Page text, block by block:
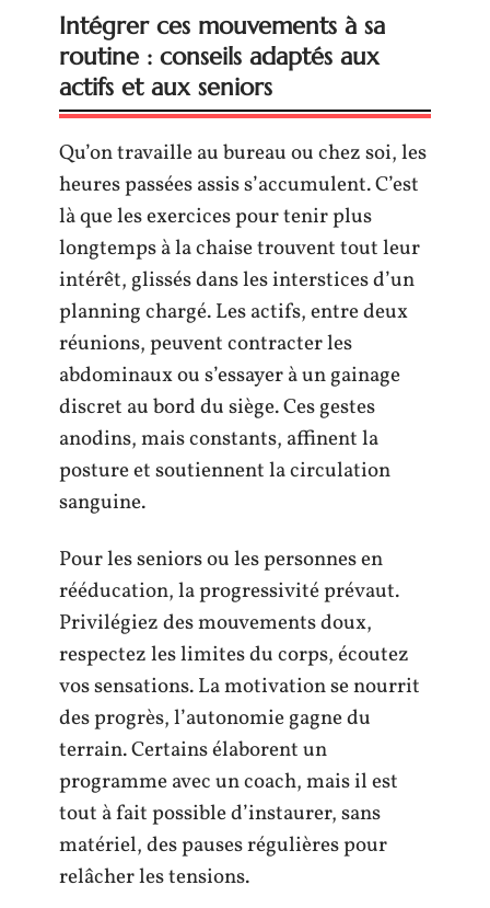
Intégrer ces mouvements à sa
routine : conseils adaptés aux
actifs et aux seniors
Qu’on travaille au bureau ou chez soi, les
heures passées assis s’accumulent. C’est
là que les exercices pour tenir plus
longtemps à la chaise trouvent tout leur
intérêt, glissés dans les interstices d’un
planning chargé. Les actifs, entre deux
réunions, peuvent contracter les
abdominaux ou s’essayer à un gainage
discret au bord du siège. Ces gestes
anodins, mais constants, affinent la
posture et soutiennent la circulation
sanguine.
Pour les seniors ou les personnes en
rééducation, la progressivité prévaut.
Privilégiez des mouvements doux,
respectez les limites du corps, écoutez
vos sensations. La motivation se nourrit
des progrès, l’autonomie gagne du
terrain. Certains élaborent un
programme avec un coach, mais il est
tout à fait possible d’instaurer, sans
matériel, des pauses régulières pour
relâcher les tensions.